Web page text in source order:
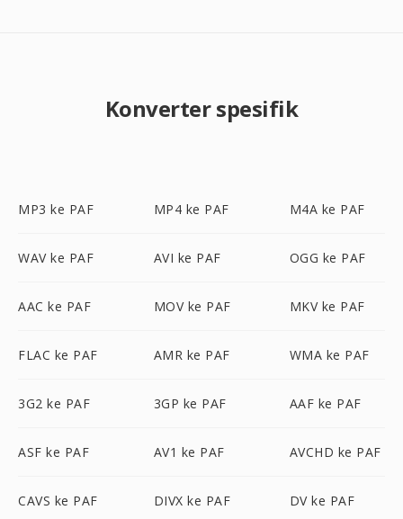
Konverter spesifik
MP3 ke PAF MP4 ke PAF M4A ke PAF
WAV ke PAF AVI ke PAF OGG ke PAF
AAC ke PAF MOV ke PAF MKV ke PAF
FLAC ke PAF AMR ke PAF WMA ke PAF
3G2 ke PAF 3GP ke PAF AAF ke PAF
ASF ke PAF AV1 ke PAF AVCHD ke PAF
CAVS ke PAF DIVX ke PAF DV ke PAF